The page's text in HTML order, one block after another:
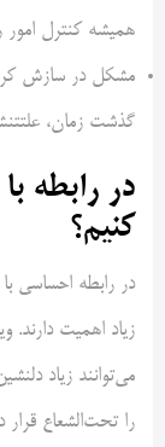
همیشه کنترل امور
مشکل در سازش
گذشت زمان،
در رابطه
کنیم؟
در رابطه احساسی
زیاد اهمیت
می‌توانند زیاد
را تحت‌الشعاع قرار